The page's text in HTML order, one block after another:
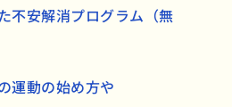
不安解消プログラム（無
運動の始め方や